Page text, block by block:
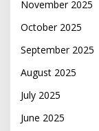
November 2025
October 2025
September 2025
August 2025
July 2025
June 2025